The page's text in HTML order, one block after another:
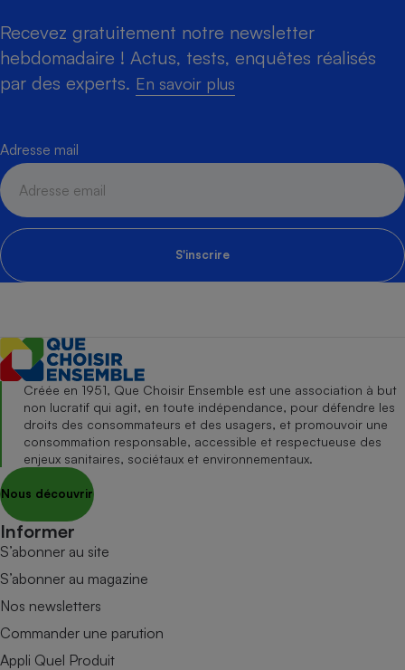
Recevez gratuitement notre newsletter
hebdomadaire ! Actus, tests, enquêtes réalisés
par des experts. En savoir plus
Adresse mail
S'inscrire
Créée en 1951, Que Choisir Ensemble est une association à but
non lucratif qui agit, en toute indépendance, pour défendre les
droits des consommateurs et des usagers, et promouvoir une
consommation responsable, accessible et respectueuse des
enjeux sanitaires, sociétaux et environnementaux.
Nous découvrir
Informer
S’abonner au site
S’abonner au magazine
Nos newsletters
Commander une parution
Appli Quel Produit